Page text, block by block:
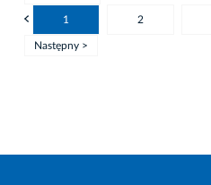
1 2
Następny >